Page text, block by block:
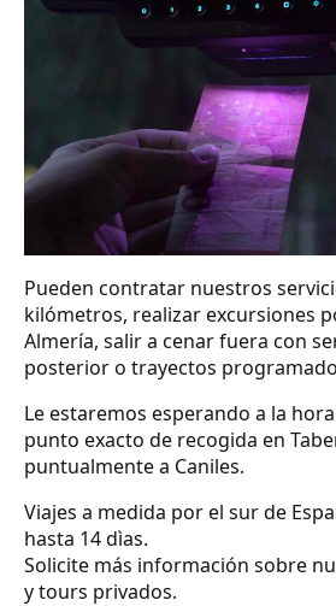
Pueden contratar nuestros
kilómetros, realizar excursiones
Almería, salir a cenar fuera con
posterior o trayectos
Le estaremos esperando a la
punto exacto de recogida en
puntualmente a Caniles.
Viajes a medida por el sur de
hasta 14 dìas.
Solicite más información sobre
y tours privados.